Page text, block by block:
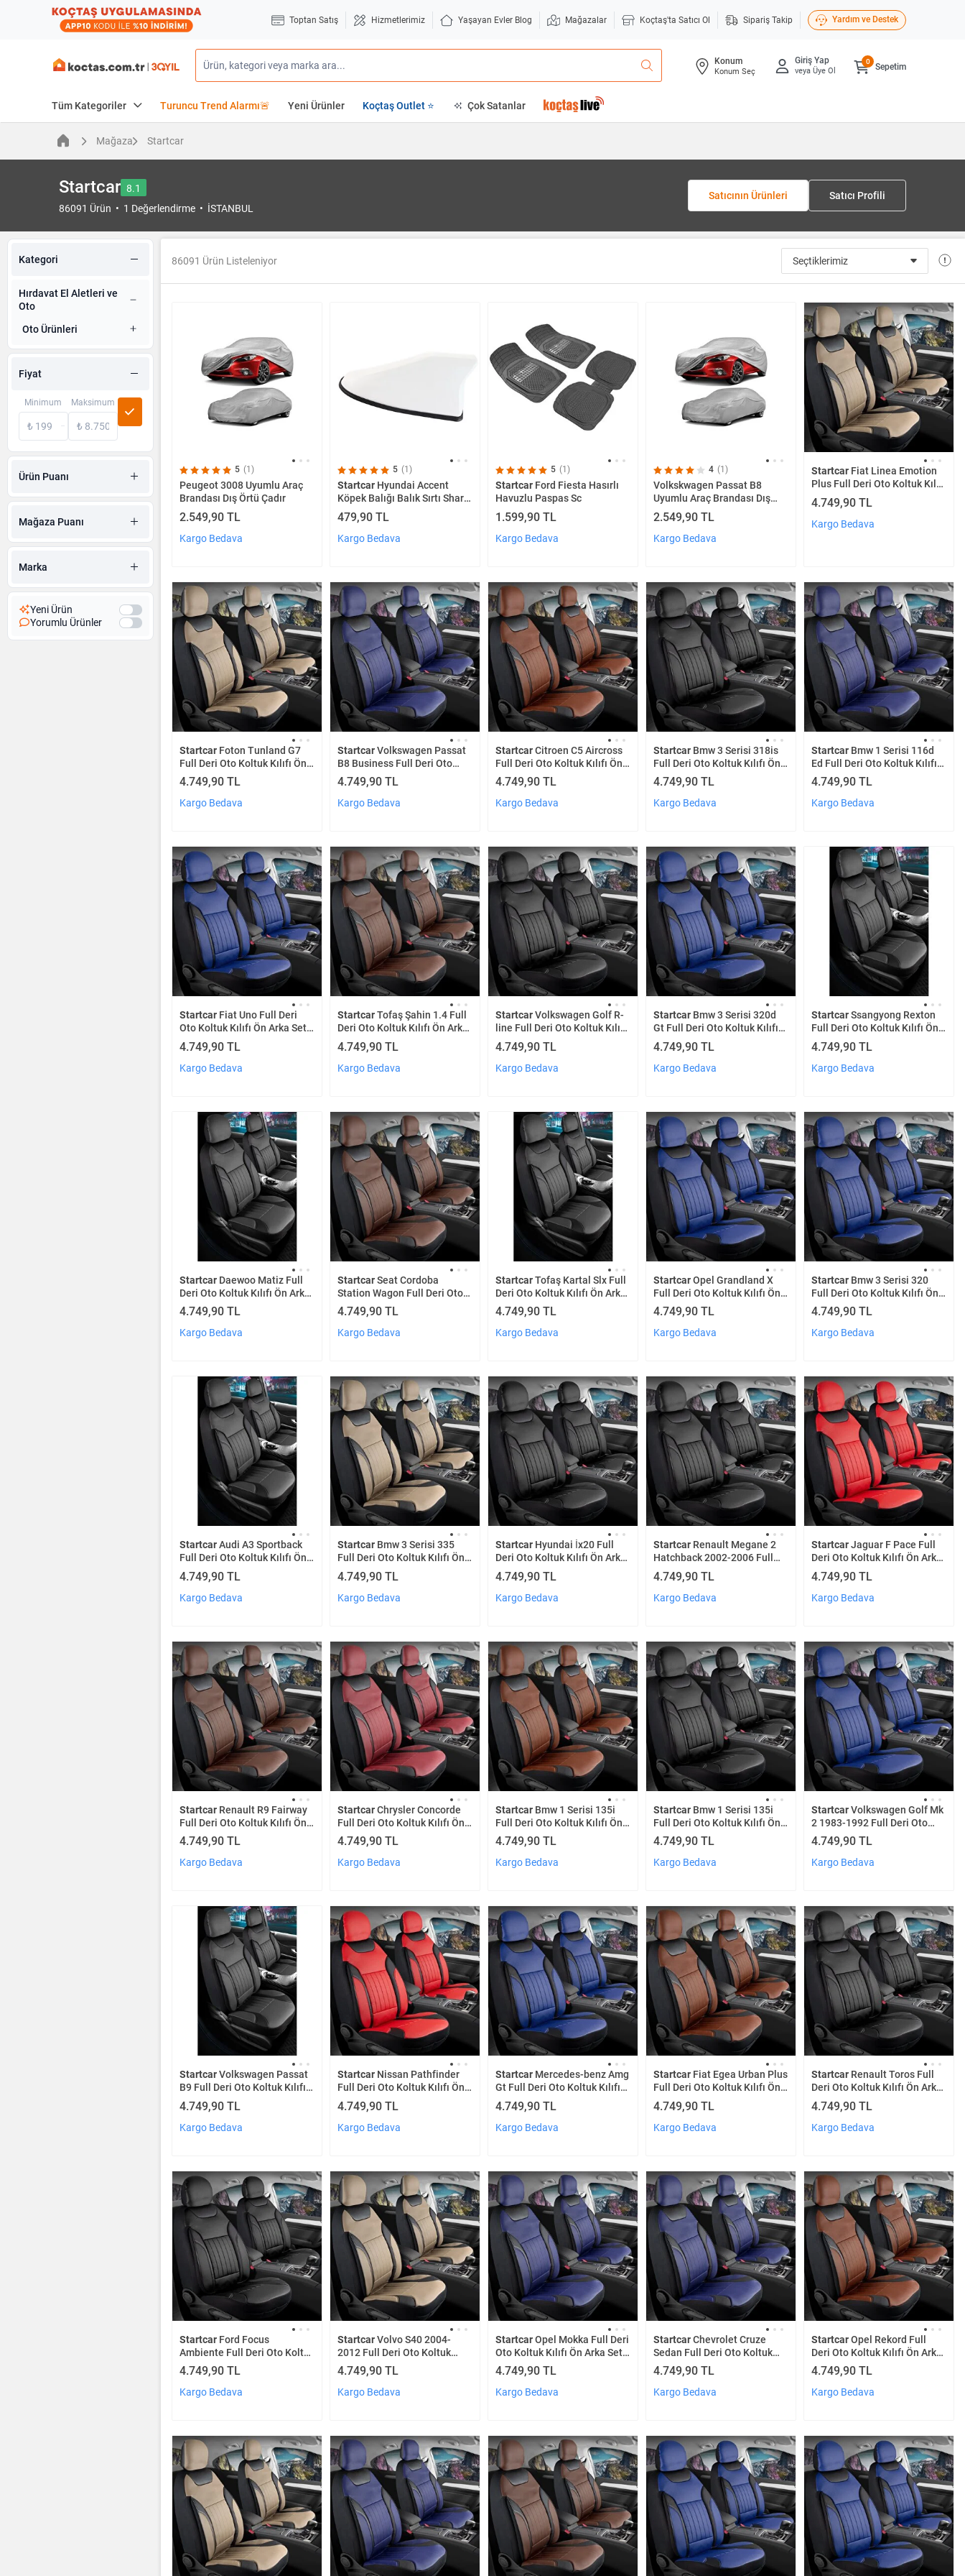
Toptan Satış Hizmetlerimiz Yaşayan Evler Blog Mağazalar Koçtaş'ta Satıcı Ol Sipariş Takip Yardım ve Destek
Konum
Konum Seç
Giriş Yap
veya Üye Ol Sepetim
0
Tüm Kategoriler Turuncu Trend Alarmı🚨 Yeni Ürünler Koçtaş Outlet ⭐ Çok Satanlar
Mağaza Startcar
Startcar 8.1
86091 Ürün • 1 Değerlendirme • İSTANBUL
Satıcının Ürünleri Satıcı Profili
Kategori
Hırdavat El Aletleri ve
Oto
Oto Ürünleri
Fiyat
Minimum Maksimum
Ürün Puanı
Mağaza Puanı
Marka
Yeni Ürün
Yorumlu Ürünler
86091 Ürün Listeleniyor
5 (1)
Peugeot 3008 Uyumlu Araç
Brandası Dış Örtü Çadır
2.549,90 TL
Kargo Bedava
5 (1)
StartcarHyundai Accent
Köpek Balığı Balık Sırtı Shark
Anten Beyaz Fs
479,90 TL
Kargo Bedava
5 (1)
StartcarFord Fiesta Hasırlı
Havuzlu Paspas Sc
1.599,90 TL
Kargo Bedava
4 (1)
Volkskwagen Passat B8
Uyumlu Araç Brandası Dış
Örtü Çadır2015- Sonrası
2.549,90 TL
Kargo Bedava
StartcarFiat Linea Emotion
Plus Full Deri Oto Koltuk Kılıfı
Ön Arka Set Bej Siyah Edition
Scr
4.749,90 TL
Kargo Bedava
Startcar Foton Tunland G7
Full Deri Oto Koltuk Kılıfı Ön
Arka Set Bej Siyah Edition Scr
4.749,90 TL
Kargo Bedava
StartcarVolkswagen Passat
B8 Business Full Deri Oto
Koltuk Kılıfı Ön Arka Set
Lacivert Edition Scr
4.749,90 TL
Kargo Bedava
StartcarCitroen C5 Aircross
Full Deri Oto Koltuk Kılıfı Ön
Arka Set Tarçın Edition Scr
4.749,90 TL
Kargo Bedava
StartcarBmw 3 Serisi 318is
Full Deri Oto Koltuk Kılıfı Ön
Arka Set Siyah Edition Scr
4.749,90 TL
Kargo Bedava
StartcarBmw 1 Serisi 116d
Ed Full Deri Oto Koltuk Kılıfı
Ön Arka Set Lacivert Edition
Scr
4.749,90 TL
Kargo Bedava
Startcar Fiat Uno Full Deri
Oto Koltuk Kılıfı Ön Arka Set
Mavi Edition Scr
4.749,90 TL
Kargo Bedava
StartcarTofaş Şahin 1.4 Full
Deri Oto Koltuk Kılıfı Ön Arka
Set Kahverengi Edition Scr
4.749,90 TL
Kargo Bedava
StartcarVolkswagen Golf R-
line Full Deri Oto Koltuk Kılıfı
Ön Arka Set Siyah Edition Scr
4.749,90 TL
Kargo Bedava
StartcarBmw 3 Serisi 320d
Gt Full Deri Oto Koltuk Kılıfı
Ön Arka Set Mavi Edition Scr
4.749,90 TL
Kargo Bedava
StartcarSsangyong Rexton
Full Deri Oto Koltuk Kılıfı Ön
Arka Set Füme Siyah Edition
Scr
4.749,90 TL
Kargo Bedava
Startcar Daewoo Matiz Full
Deri Oto Koltuk Kılıfı Ön Arka
Set Füme Siyah Edition Scr
4.749,90 TL
Kargo Bedava
StartcarSeat Cordoba
Station Wagon Full Deri Oto
Koltuk Kılıfı Ön Arka Set
Kahverengi Edition Scr
4.749,90 TL
Kargo Bedava
StartcarTofaş Kartal Slx Full
Deri Oto Koltuk Kılıfı Ön Arka
Set Füme Siyah Edition Scr
4.749,90 TL
Kargo Bedava
StartcarOpel Grandland X
Full Deri Oto Koltuk Kılıfı Ön
Arka Set Mavi Edition Scr
4.749,90 TL
Kargo Bedava
StartcarBmw 3 Serisi 320
Full Deri Oto Koltuk Kılıfı Ön
Arka Set Mavi Edition Scr
4.749,90 TL
Kargo Bedava
StartcarAudi A3 Sportback
Full Deri Oto Koltuk Kılıfı Ön
Arka Set Füme Siyah Edition
Scr
4.749,90 TL
Kargo Bedava
StartcarBmw 3 Serisi 335
Full Deri Oto Koltuk Kılıfı Ön
Arka Set Bej Siyah Edition Scr
4.749,90 TL
Kargo Bedava
StartcarHyundai İx20 Full
Deri Oto Koltuk Kılıfı Ön Arka
Set Siyah Edition Scr
4.749,90 TL
Kargo Bedava
StartcarRenault Megane 2
Hatchback 2002-2006 Full
Deri Oto Koltuk Kılıfı Ön Arka
Set Siyah Edition Scr
4.749,90 TL
Kargo Bedava
StartcarJaguar F Pace Full
Deri Oto Koltuk Kılıfı Ön Arka
Set Kırmızı Edition Scr
4.749,90 TL
Kargo Bedava
Startcar Renault R9 Fairway
Full Deri Oto Koltuk Kılıfı Ön
Arka Set Kahverengi Edition
Scr
4.749,90 TL
Kargo Bedava
StartcarChrysler Concorde
Full Deri Oto Koltuk Kılıfı Ön
Arka Set Bordo Edition Scr
4.749,90 TL
Kargo Bedava
StartcarBmw 1 Serisi 135i
Full Deri Oto Koltuk Kılıfı Ön
Arka Set Tarçın Edition Scr
4.749,90 TL
Kargo Bedava
StartcarBmw 1 Serisi 135i
Full Deri Oto Koltuk Kılıfı Ön
Arka Set Siyah Edition Scr
4.749,90 TL
Kargo Bedava
StartcarVolkswagen Golf Mk
2 1983-1992 Full Deri Oto
Koltuk Kılıfı Ön Arka Set Mavi
Edition Scr
4.749,90 TL
Kargo Bedava
StartcarVolkswagen Passat
B9 Full Deri Oto Koltuk Kılıfı
Ön Arka Set Füme Siyah
Edition Scr
4.749,90 TL
Kargo Bedava
StartcarNissan Pathfinder
Full Deri Oto Koltuk Kılıfı Ön
Arka Set Kırmızı Edition Scr
4.749,90 TL
Kargo Bedava
StartcarMercedes-benz Amg
Gt Full Deri Oto Koltuk Kılıfı
Ön Arka Set Mavi Edition Scr
4.749,90 TL
Kargo Bedava
StartcarFiat Egea Urban Plus
Full Deri Oto Koltuk Kılıfı Ön
Arka Set Tarçın Edition Scr
4.749,90 TL
Kargo Bedava
StartcarRenault Toros Full
Deri Oto Koltuk Kılıfı Ön Arka
Set Siyah Edition Scr
4.749,90 TL
Kargo Bedava
Startcar Ford Focus
Ambiente Full Deri Oto Koltuk
Kılıfı Ön Arka Set Siyah
Edition Scr
4.749,90 TL
Kargo Bedava
StartcarVolvo S40 2004-
2012 Full Deri Oto Koltuk
Kılıfı Ön Arka Set Bej Siyah
Edition Scr
4.749,90 TL
Kargo Bedava
StartcarOpel Mokka Full Deri
Oto Koltuk Kılıfı Ön Arka Set
Lacivert Edition Scr
4.749,90 TL
Kargo Bedava
StartcarChevrolet Cruze
Sedan Full Deri Oto Koltuk
Kılıfı Ön Arka Set Lacivert
Edition Scr
4.749,90 TL
Kargo Bedava
StartcarOpel Rekord Full
Deri Oto Koltuk Kılıfı Ön Arka
Set Tarçın Edition Scr
4.749,90 TL
Kargo Bedava